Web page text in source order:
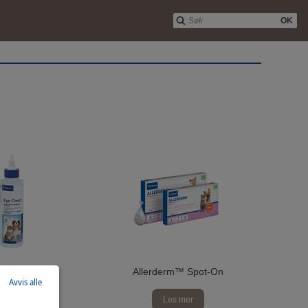
OK
Allerderm™ Spot-On
Les mer
Avvis alle